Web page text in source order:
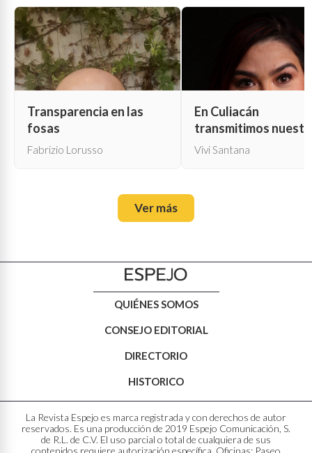
Transparencia en las
fosas
Fabrizio Lorusso
En Culiacán
transmitimos
propia muerte
Vivi Santana
Ver más
QUIÉNES SOMOS
CONSEJO EDITORIAL
DIRECTORIO
HISTORICO
La Revista Espejo es marca registrada y con derechos de autor
reservados. Es una producción de 2019 Espejo Comunicación, S.
de R.L. de C.V. El uso parcial o total de cualquiera de sus
contenidos requiere autorización específica. Oficinas: Paseo